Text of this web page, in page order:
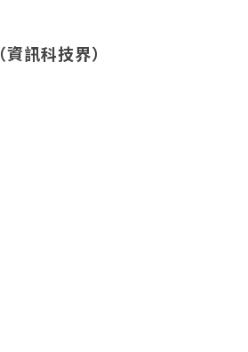
訊科技界）